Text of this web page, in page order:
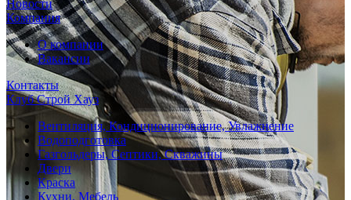
Новости
Компания
О компании
Вакансии
Контакты
Клуб Строй Хауз
Вентиляция, Кондиционирование, Увлажнение
Водоподготовка
Газгольдеры, Септики, Скважины
Двери
Краска
Кухни, Мебель